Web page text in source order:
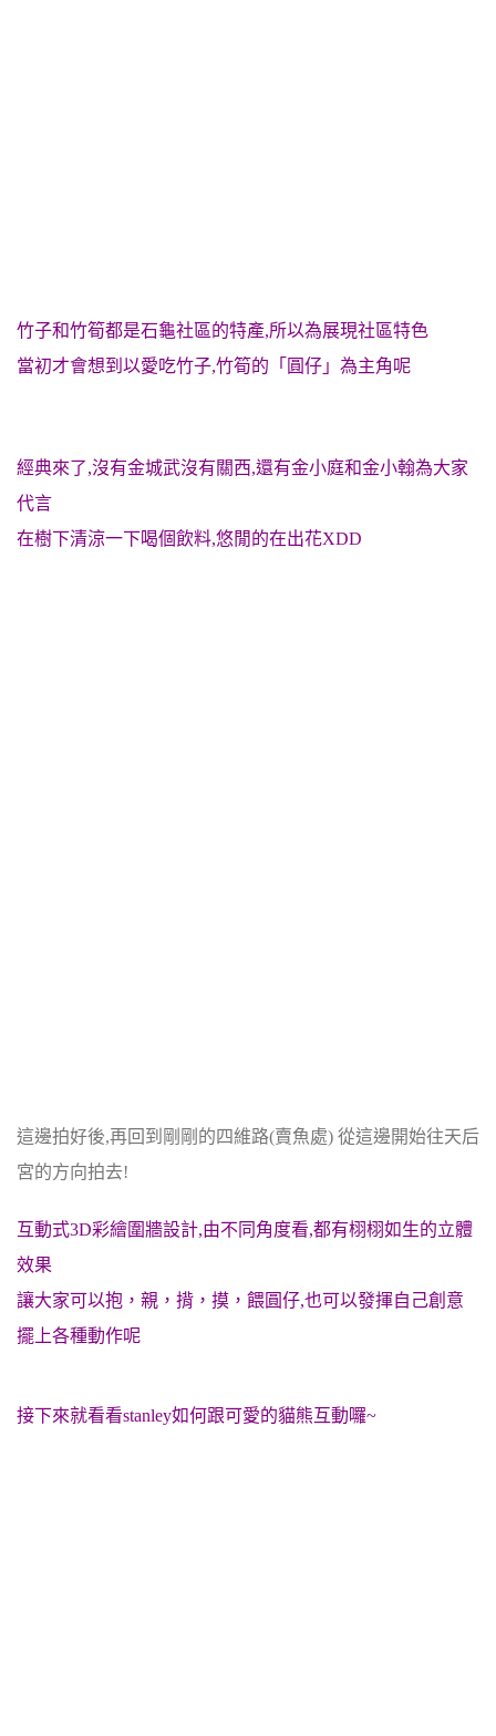
竹子和竹筍都是石龜社區的特產,所以為展現社區特色
當初才會想到以愛吃竹子,竹筍的「圓仔」為主角呢
經典來了,沒有金城武沒有關西,還有金小庭和金小翰為大家
代言
在樹下清涼一下喝個飲料,悠閒的在出花XDD
這邊拍好後,再回到剛剛的四維路(賣魚處) 從這邊開始往天后
宮的方向拍去!
互動式3D彩繪圍牆設計,由不同角度看,都有栩栩如生的立體
效果
讓大家可以抱，親，揹，摸，餵圓仔,也可以發揮自己創意
擺上各種動作呢
接下來就看看stanley如何跟可愛的貓熊互動囉~